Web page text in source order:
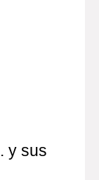
y sus